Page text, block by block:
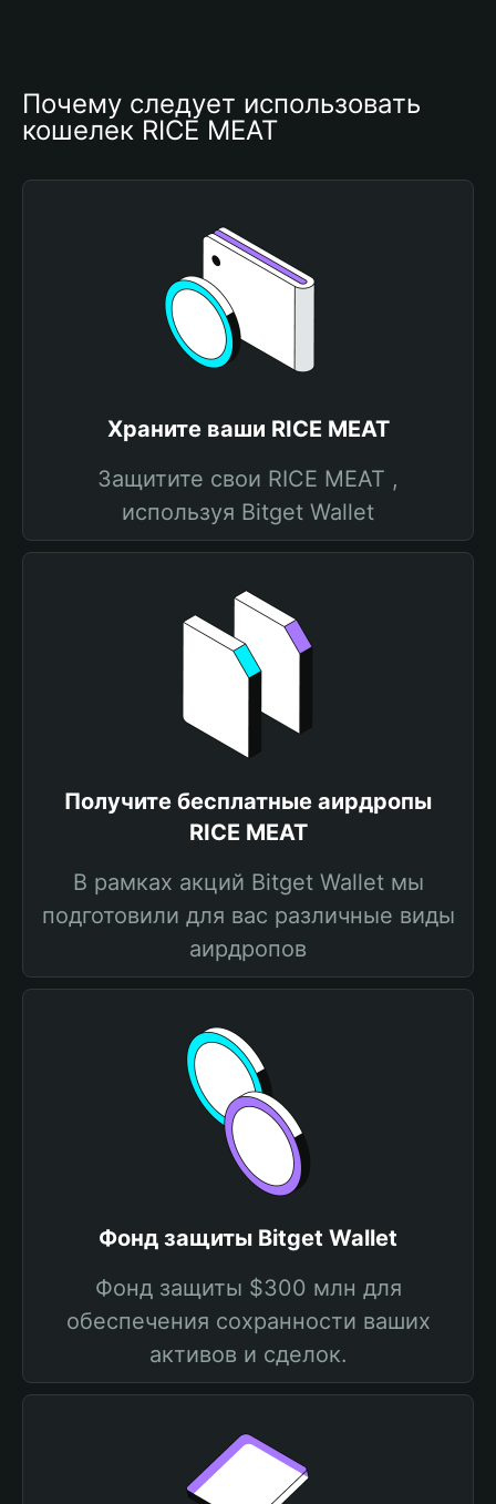
Почему следует использовать
кошелек RICE MEAT
Храните ваши RICE MEAT
Защитите свои RICE MEAT ,
используя Bitget Wallet
Получите бесплатные аирдропы
RICE MEAT
В рамках акций Bitget Wallet мы
подготовили для вас различные виды
аирдропов
Фонд защиты Bitget Wallet
Фонд защиты $300 млн для
обеспечения сохранности ваших
активов и сделок.